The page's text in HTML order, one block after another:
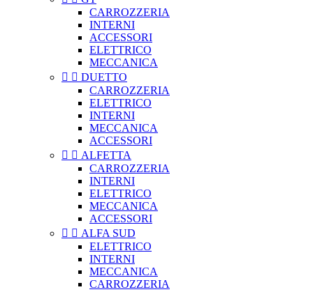
CARROZZERIA
INTERNI
ACCESSORI
ELETTRICO
MECCANICA
  DUETTO
CARROZZERIA
ELETTRICO
INTERNI
MECCANICA
ACCESSORI
  ALFETTA
CARROZZERIA
INTERNI
ELETTRICO
MECCANICA
ACCESSORI
  ALFA SUD
ELETTRICO
INTERNI
MECCANICA
CARROZZERIA